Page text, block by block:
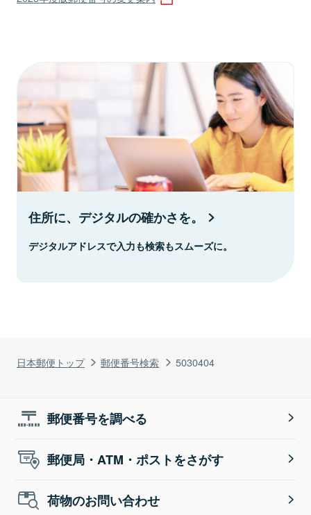
日本郵便トップ 郵便番号検索 5030404
住所に、デジタルの確かさを。
デジタルアドレスで入力も検索もスムーズに。
郵便番号を調べる
郵便局・ATM・ポストをさがす
荷物のお問い合わせ